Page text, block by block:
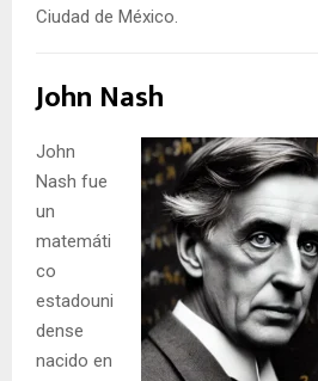
Ciudad de México.
John Nash
John
Nash fue
un
matemáti
co
estadouni
dense
nacido en